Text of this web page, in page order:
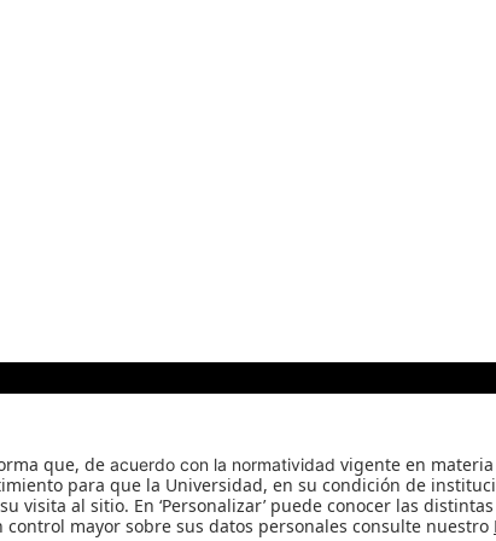
Universidad de los Andes | Vigilada Mineducación
Reconocimiento como Universidad: Decreto 1297 del 30 de mayo de